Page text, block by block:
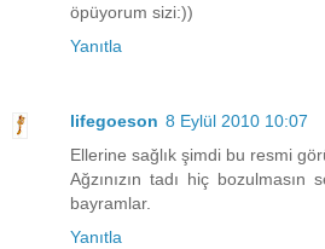
öpüyorum sizi:))
Yanıtla
lifegoeson 8 Eylül 2010 10:07
Ellerine sağlık şimdi bu resmi
Ağzınızın tadı hiç bozulmasın
bayramlar.
Yanıtla